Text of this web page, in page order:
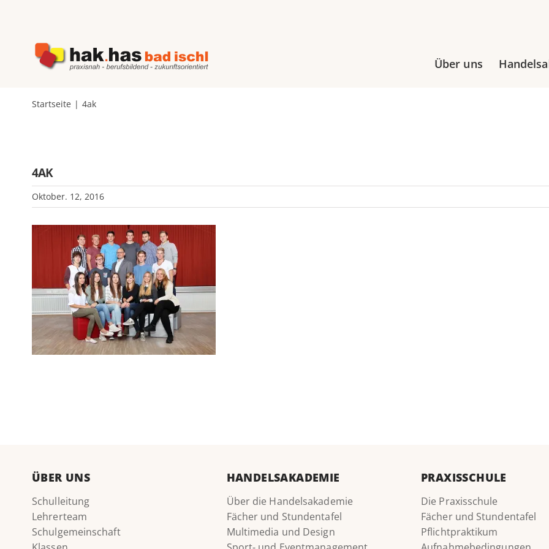
Über uns
Startseite 4ak
4AK
Oktober. 12, 2016
ÜBER UNS
Schulleitung
Lehrerteam
Schulgemeinschaft
HANDELSAKADEMIE
Über die Handelsakademie
Fächer und Stundentafel
Multimedia und Design
PRAXISSCHULE
Die Praxisschule
Fächer und Stundentafel
Pflichtpraktikum